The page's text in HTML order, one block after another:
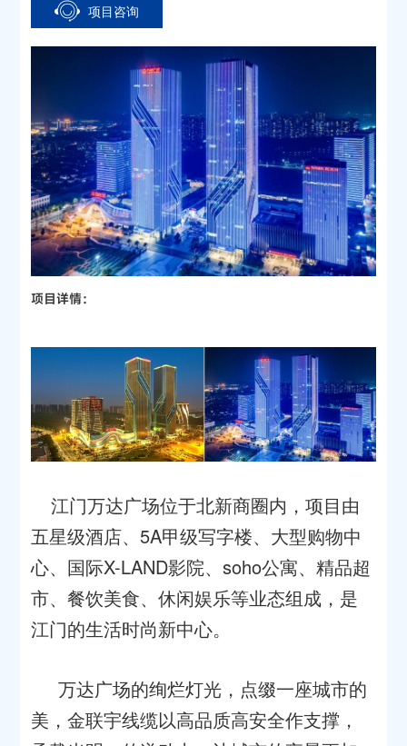
项目咨询
项目详情：
江门万达广场位于北新商圈内，项目由
五星级酒店、5A甲级写字楼、大型购物中
心、国际X-LAND影院、soho公寓、精品超
市、餐饮美食、休闲娱乐等业态组成，是
江门的生活时尚新中心。
万达广场的绚烂灯光，点缀一座城市的
美，金联宇线缆以高品质高安全作支撑，